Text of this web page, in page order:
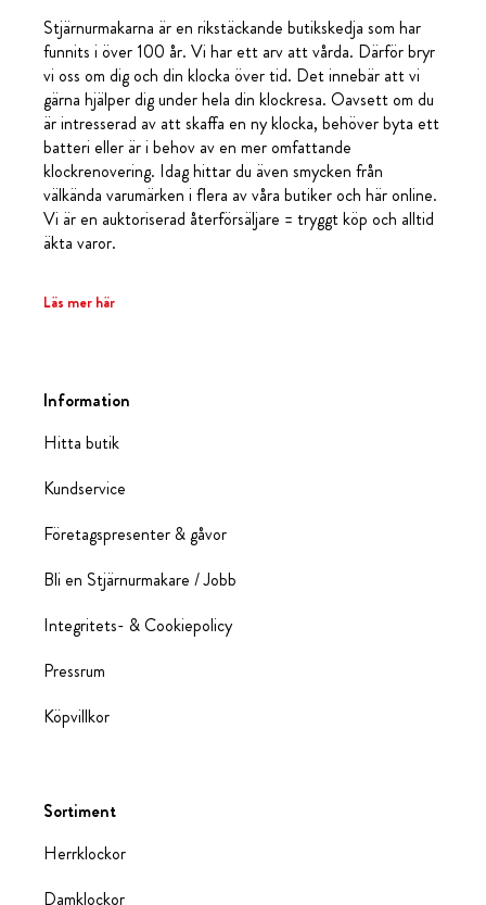
Stjärnurmakarna är en rikstäckande butikskedja som har
funnits i över 100 år. Vi har ett arv att vårda. Därför bryr
vi oss om dig och din klocka över tid. Det innebär att vi
gärna hjälper dig under hela din klockresa. Oavsett om du
är intresserad av att skaffa en ny klocka, behöver byta ett
batteri eller är i behov av en mer omfattande
klockrenovering. Idag hittar du även smycken från
välkända varumärken i flera av våra butiker och här online.
Vi är en auktoriserad återförsäljare = tryggt köp och alltid
äkta varor.
Läs mer här
Information
Hitta butik
Kundservice
Företagspresenter & gåvor
Bli en Stjärnurmakare / Jobb
Integritets- & Cookiepolicy
Pressrum
Köpvillkor
Sortiment
Herrklockor
Damklockor